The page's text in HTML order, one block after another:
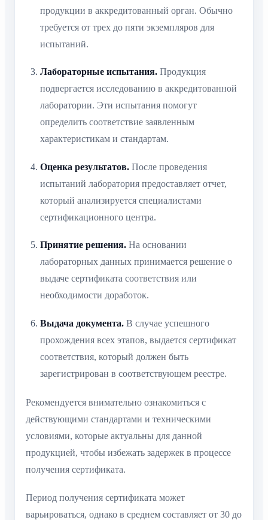
продукции в аккредитованный орган. Обычно
требуется от трех до пяти экземпляров для
испытаний.
Лабораторные испытания. Продукция
подвергается исследованию в аккредитованной
лаборатории. Эти испытания помогут
определить соответствие заявленным
характеристикам и стандартам.
Оценка результатов. После проведения
испытаний лаборатория предоставляет отчет,
который анализируется специалистами
сертификационного центра.
Принятие решения. На основании
лабораторных данных принимается решение о
выдаче сертификата соответствия или
необходимости доработок.
Выдача документа. В случае успешного
прохождения всех этапов, выдается сертификат
соответствия, который должен быть
зарегистрирован в соответствующем реестре.
Рекомендуется внимательно ознакомиться с
действующими стандартами и техническими
условиями, которые актуальны для данной
продукцией, чтобы избежать задержек в процессе
получения сертификата.
Период получения сертификата может
варьироваться, однако в среднем составляет от 30 до